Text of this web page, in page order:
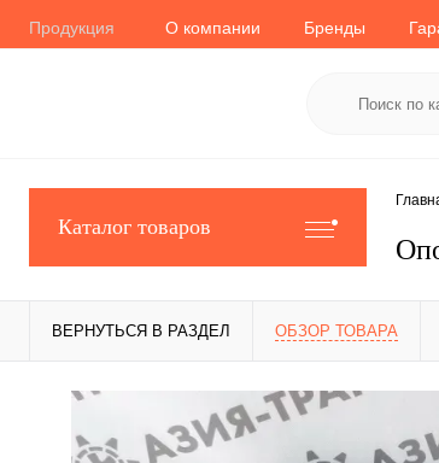
Продукция О компании Бренды
Каталог товаров
ВЕРНУТЬСЯ В РАЗДЕЛ ОБЗОР ТОВАРА